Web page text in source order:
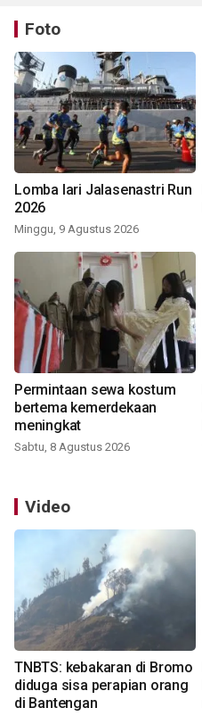
Foto
Lomba lari Jalasenastri Run
2026
Minggu, 9 Agustus 2026
Permintaan sewa kostum
bertema kemerdekaan
meningkat
Sabtu, 8 Agustus 2026
Video
TNBTS: kebakaran di Bromo
diduga sisa perapian orang
di Bantengan